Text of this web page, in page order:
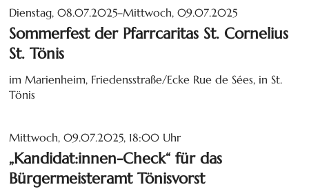
Dienstag, 08.07.2025–Mittwoch, 09.07.2025
Sommerfest der Pfarrcaritas St. Cornelius
St. Tönis
im Marienheim, Friedensstraße/Ecke Rue de Sées, in St.
Tönis
Mittwoch, 09.07.2025, 18:00 Uhr
„Kandidat:innen-Check“ für das
Bürgermeisteramt Tönisvorst